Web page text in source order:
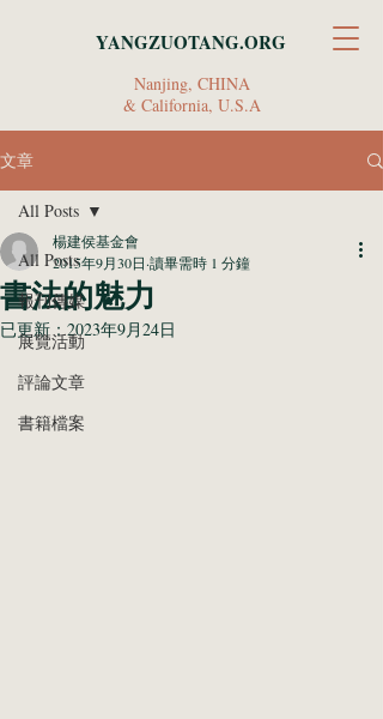
Nanjing, CHINA
& California, U.S.A
YANGZUOTANG.ORG
文章
All Posts
報刊傳媒
展覽活動
評論文章
書籍檔案
All Posts
書法的魅力
楊建侯基金會
2015年9月30日 讀畢需時 1 分鐘
已更新：2023年9月24日